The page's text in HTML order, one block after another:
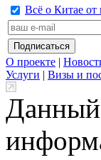
Всё о Китае от
О проекте |
Услуги | Визы и
Данный